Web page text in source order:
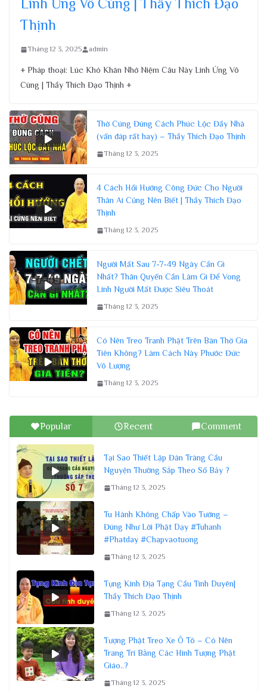
Linh Ứng Vô Cùng | Thầy Thích Đạo
Thịnh
Tháng 12 3, 2025 admin
+ Pháp thoại: Lúc Khó Khăn Nhớ Niệm Câu Này Linh Ứng Vô
Cùng | Thầy Thích Đạo Thịnh +
Thờ Cúng Đúng Cách Phúc Lộc Đầy Nhà
(vấn đáp rất hay) – Thầy Thích Đạo Thịnh
Tháng 12 3, 2025
4 Cách Hồi Hướng Công Đức Cho Người
Thân Ai Cũng Nên Biết | Thầy Thích Đạo
Thịnh
Tháng 12 3, 2025
Người Mất Sau 7-7-49 Ngày Cần Gì
Nhất? Thân Quyến Cần Làm Gì Để Vong
Linh Người Mất Được Siêu Thoát
Tháng 12 3, 2025
Có Nên Treo Tranh Phật Trên Bàn Thờ Gia
Tiên Không? Làm Cách Này Phước Đức
Vô Lượng
Tháng 12 3, 2025
Popular Recent Comment
Tại Sao Thiết Lập Đàn Tràng Cầu
Nguyện Thường Sắp Theo Số Bảy ?
Tháng 12 3, 2025
Tu Hành Không Chấp Vào Tướng –
Đúng Như Lời Phật Dạy #Tuhanh
#Phatday #Chapvaotuong
Tháng 12 3, 2025
Tụng Kinh Địa Tạng Cầu Tình Duyên|
Thầy Thích Đạo Thịnh
Tháng 12 3, 2025
Tượng Phật Treo Xe Ô Tô – Có Nên
Trang Trí Bằng Các Hình Tượng Phật
Giáo..?
Tháng 12 3, 2025